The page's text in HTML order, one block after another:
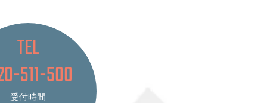
TEL
511-500
受付時間